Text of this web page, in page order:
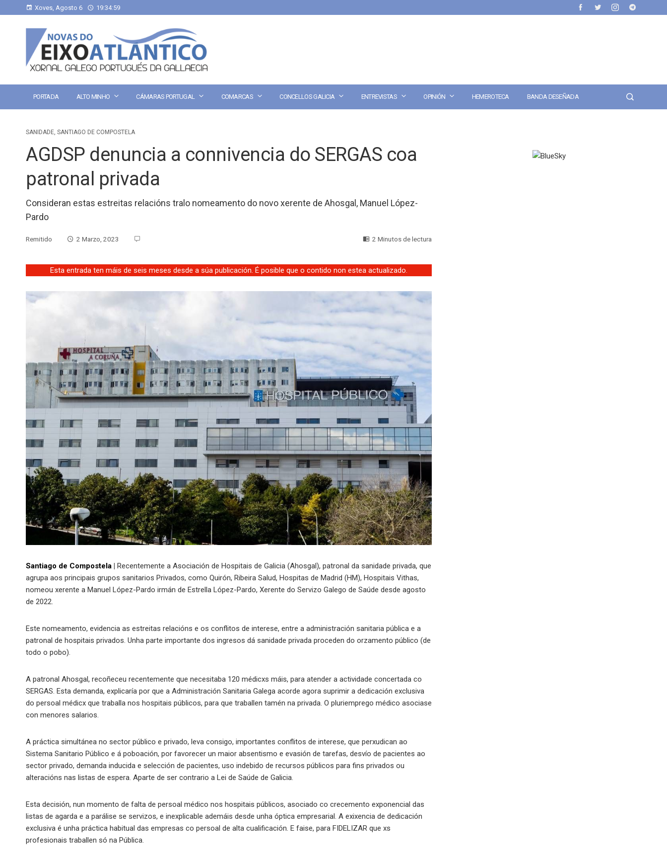
Xoves, Agosto 6 19:35:00
PORTADA ALTO MINHO CÁMARAS PORTUGAL COMARCAS CONCELLOS GALICIA ENTREVISTAS OPINIÓN HEMEROTECA BANDA DESEÑADA
SANIDADE, SANTIAGO DE COMPOSTELA
AGDSP denuncia a connivencia do SERGAS coa
patronal privada
Consideran estas estreitas relacións tralo nomeamento do novo xerente de Ahosgal, Manuel López-
Pardo
Remitido 2 Marzo, 2023 2 Minutos de lectura
Esta entrada ten máis de seis meses desde a súa publicación. É posible que o contido non estea actualizado.
Santiago de Compostela
Recentemente a Asociación de Hospitais de Galicia (Ahosgal), patronal da sanidade privada, que
agrupa aos principais grupos sanitarios Privados, como Quirón, Ribeira Salud, Hospitas de Madrid (HM), Hospitais Vithas,
nomeou xerente a Manuel López-Pardo irmán de Estrella López-Pardo, Xerente do Servizo Galego de Saúde desde agosto
de 2022.
Este nomeamento, evidencia as estreitas relacións e os conflitos de interese, entre a administración sanitaria pública e a
patronal de hospitais privados. Unha parte importante dos ingresos dá sanidade privada proceden do orzamento público (de
todo o pobo).
A patronal Ahosgal, recoñeceu recentemente que necesitaba 120 médicxs máis, para atender a actividade concertada co
SERGAS. Esta demanda, explicaría por que a Administración Sanitaria Galega acorde agora suprimir a dedicación exclusiva
do persoal médicx que traballa nos hospitais públicos, para que traballen tamén na privada. O pluriemprego médico asociase
con menores salarios.
A práctica simultánea no sector público e privado, leva consigo, importantes conflitos de interese, que perxudican ao
Sistema Sanitario Público e á poboación, por favorecer un maior absentismo e evasión de tarefas, desvío de pacientes ao
sector privado, demanda inducida e selección de pacientes, uso indebido de recursos públicos para fins privados ou
alteracións nas listas de espera. Aparte de ser contrario a Lei de Saúde de Galicia.
Esta decisión, nun momento de falta de persoal médico nos hospitais públicos, asociado co crecemento exponencial das
listas de agarda e a parálise se servizos, e inexplicable ademáis desde unha óptica empresarial. A exixencia de dedicación
exclusiva é unha práctica habitual das empresas co persoal de alta cualificación. E faise, para FIDELIZAR que xs
profesionais traballen só na Pública.